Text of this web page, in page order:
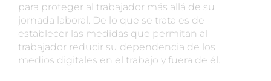
para proteger al trabajador más allá de su
jornada laboral. De lo que se trata es de
establecer las medidas que permitan al
trabajador reducir su dependencia de los
medios digitales en el trabajo y fuera de él.